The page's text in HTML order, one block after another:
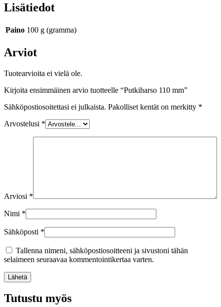
Lisätiedot
Paino 100 g (gramma)
Arviot
Tuotearvioita ei vielä ole.
Kirjoita ensimmäinen arvio tuotteelle “Putkiharso 110 mm”
Sähköpostiosoitettasi ei julkaista. Pakolliset kentät on merkitty *
Arvostelusi *
Arviosi *
Nimi *
Sähköposti *
Tallenna nimeni, sähköpostiosoitteeni ja sivustoni tähän
selaimeen seuraavaa kommentointikertaa varten.
Lähetä
Tutustu myös